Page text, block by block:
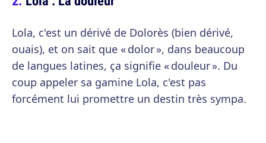
Lola, c'est un dérivé de Dolorès (bien dérivé,
ouais), et on sait que « dolor », dans beaucoup
de langues latines, ça signifie « douleur ». Du
coup appeler sa gamine Lola, c'est pas
forcément lui promettre un destin très sympa.